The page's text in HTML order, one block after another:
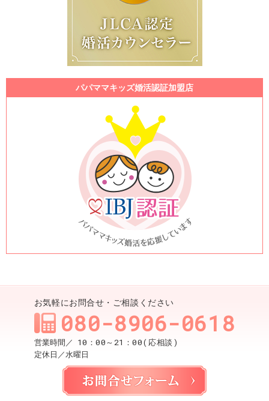
パパママキッズ婚活認証加盟店
お気軽にお問合せ・ご相談ください
080-8906-0618
営業時間／ 10：00～21：00(応相談)
定休日／水曜日